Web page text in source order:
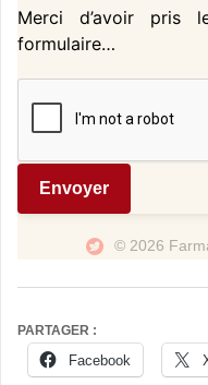
Merci d’avoir pris
formulaire…
Envoyer
© 2026
PARTAGER :
Facebook